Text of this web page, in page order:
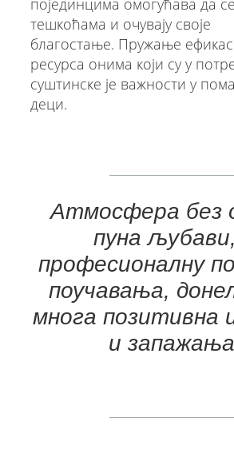
појединцима омогућава да
тешкоћама и очувају своје
благостање. Пружање
ресурса онима који су у
суштинске је важности у
деци.
Атмосфера без
пуна
професионалну
поучавања,
многа позитивна
и